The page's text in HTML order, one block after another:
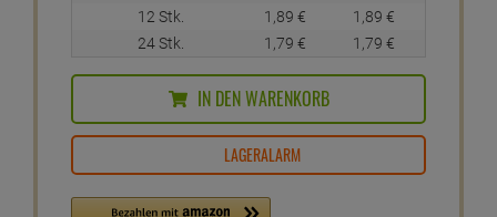
12 Stk.
1, 89 € 1, 89 €
24 Stk.
1, 79 € 1, 79 €
IN DEN WARENKORB
LAGERALARM